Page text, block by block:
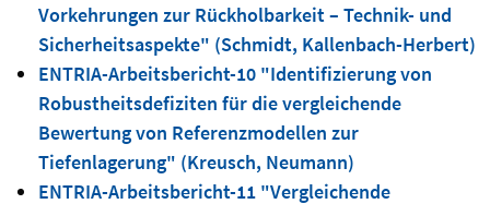
Vorkehrungen zur Rückholbarkeit – Technik- und
Sicherheitsaspekte" (Schmidt, Kallenbach-Herbert)
ENTRIA-Arbeitsbericht-10 "Identifizierung von
Robustheitsdefiziten für die vergleichende
Bewertung von Referenzmodellen zur
Tiefenlagerung" (Kreusch, Neumann)
ENTRIA-Arbeitsbericht-11 "Vergleichende